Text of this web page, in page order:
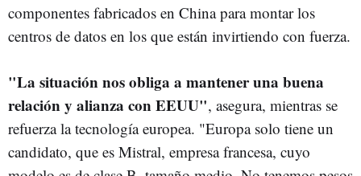
componentes fabricados en China para montar los
centros de datos en los que están invirtiendo con fuerza.
"La situación nos obliga a mantener una buena
relación y alianza con EEUU", asegura, mientras se
refuerza la tecnología europea. "Europa solo tiene un
candidato, que es Mistral, empresa francesa, cuyo